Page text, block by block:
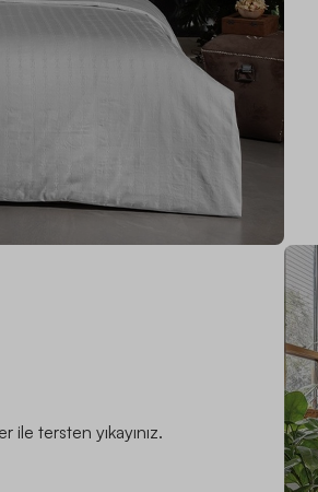
ile tersten yıkayınız.